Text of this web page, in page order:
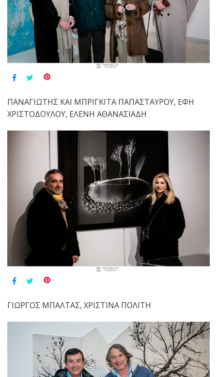
ΠΑΝΑΓΙΩΤΗΣ ΚΑΙ ΜΠΡΙΓΚΙΤΑ ΠΑΠΑΣΤΑΥΡΟΥ, ΕΦΗ
ΧΡΙΣΤΟΔΟΥΛΟΥ, ΕΛΕΝΗ ΑΘΑΝΑΣΙΑΔΗ
ΓΙΩΡΓΟΣ ΜΠΑΛΤΑΣ, ΧΡΙΣΤΙΝΑ ΠΟΛΙΤΗ